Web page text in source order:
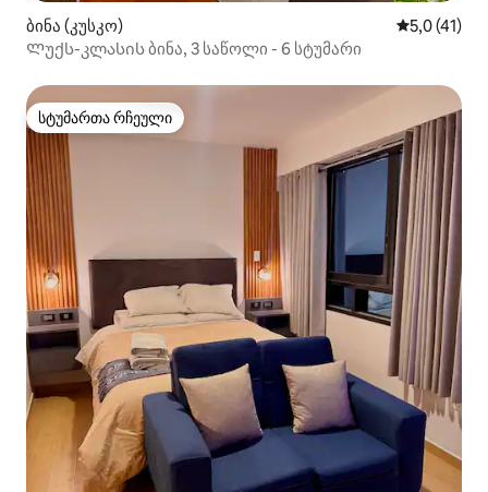
ბინა (კუსკო) საშუალო
5,0 (41)
Ლუქს-კლასის ბინა, 3 საწოლი - 6 სტუმარი
სტუმართა რჩეული
სტუმართა რჩეული